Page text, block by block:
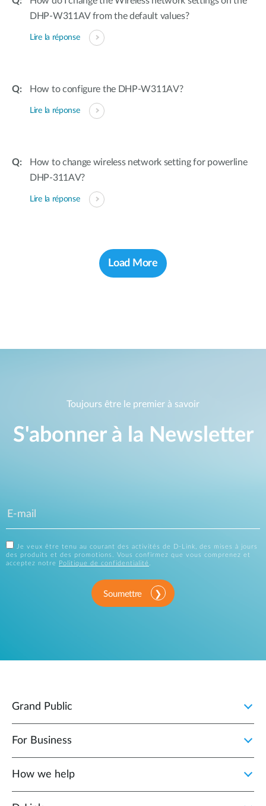
DHP-W311AV from the default values?
Lire la réponse
How to configure the DHP-W311AV?
Lire la réponse
How to change wireless network setting for powerline
DHP-311AV?
Lire la réponse
Load More
Toujours être le premier à savoir
S'abonner à la Newsletter
Je veux être tenu au courant des activités de D-Link, des mises à jours
des produits et des promotions. Vous confirmez que vous comprenez et
acceptez notre
Politique de confidentialité.
Soumettre
Grand Public
For Business
How we help